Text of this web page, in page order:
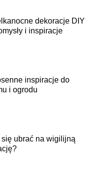
dekoracje DIY
i inspiracje
inspiracje do
i ogrodu
się ubrać na wigilijną